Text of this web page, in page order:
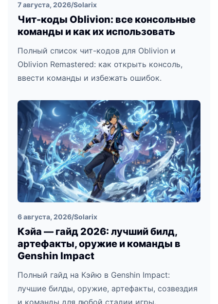
7 августа, 2026/Solarix
Чит-коды Oblivion: все консольные
команды и как их использовать
Полный список чит-кодов для Oblivion и
Oblivion Remastered: как открыть консоль,
ввести команды и избежать ошибок.
6 августа, 2026/Solarix
Кэйа — гайд 2026: лучший билд,
артефакты, оружие и команды в
Genshin Impact
Полный гайд на Кэйю в Genshin Impact:
лучшие билды, оружие, артефакты, созвездия